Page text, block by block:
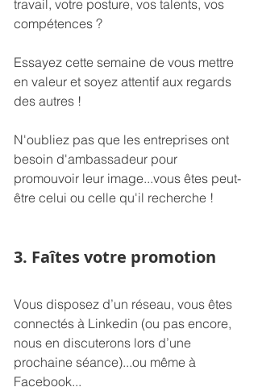
travail, votre posture, vos talents, vos
compétences ?
Essayez cette semaine de vous mettre
en valeur et soyez attentif aux regards
des autres !
N'oubliez pas que les entreprises ont
besoin d'ambassadeur pour
promouvoir leur image...vous êtes peut-
être celui ou celle qu'il recherche !
3. Faîtes votre promotion
Vous disposez d’un réseau, vous êtes
connectés à Linkedin (ou pas encore,
nous en discuterons lors d’une
prochaine séance)...ou même à
Facebook...